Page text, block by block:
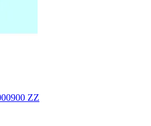
ZZ